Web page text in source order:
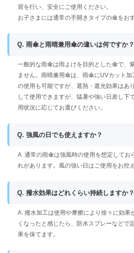
習を行い、安全にご使用ください。
お子さまには通常の手開きタイプの傘をお
Q. 雨傘と雨晴兼用傘の違いは何ですか？
一般的な雨傘は雨よけを目的とした傘で、
ません。雨晴兼用傘は、雨傘にUVカット
の使用も可能ですが、遮熱・遮光効果はあ
して使用できますが、猛暑や強い日差し下
用状況に応じてお選びください。
Q. 強風の日でも使えますか？
A. 通常の雨傘は強風時の使用を想定してお
れがあります。風の強い日はご使用をお控
Q. 撥水効果はどれくらい持続しますか？
A. 撥水加工は使用や摩擦により徐々に効果
くなったと感じたら、防水スプレーなどで
果を保てます。